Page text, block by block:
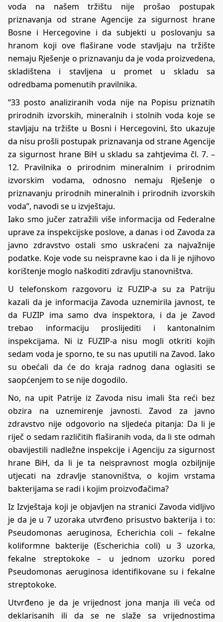
voda na našem tržištu nije prošao postupak
priznavanja od strane Agencije za sigurnost hrane
Bosne i Hercegovine i da subjekti u poslovanju sa
hranom koji ove flaširane vode stavljaju na tržište
nemaju Rješenje o priznavanju da je voda proizvedena,
skladištena i stavljena u promet u skladu sa
odredbama pomenutih pravilnika.
“33 posto analiziranih voda nije na Popisu priznatih
prirodnih izvorskih, mineralnih i stolnih voda koje se
stavljaju na tržište u Bosni i Hercegovini, što ukazuje
da nisu prošli postupak priznavanja od strane Agencije
za sigurnost hrane BiH u skladu sa zahtjevima čl. 7. –
12. Pravilnika o prirodnim mineralnim i prirodnim
izvorskim vodama, odnosno nemaju Rješenje o
priznavanju prirodnih mineralnih i prirodnih izvorskih
voda”, navodi se u izvještaju.
Iako smo jučer zatražili više informacija od Federalne
uprave za inspekcijske poslove, a danas i od Zavoda za
javno zdravstvo ostali smo uskraćeni za najvažnije
podatke. Koje vode su neispravne kao i da li je njihovo
korištenje moglo naškoditi zdravlju stanovništva.
U telefonskom razgovoru iz FUZIP-a su za Patriju
kazali da je informacija Zavoda uznemirila javnost, te
da FUZIP ima samo dva inspektora, i da je Zavod
trebao informaciju proslijediti i kantonalnim
inspekcijama. Ni iz FUZIP-a nisu mogli otkriti kojih
sedam voda je sporno, te su nas uputili na Zavod. Iako
su obećali da će do kraja radnog dana oglasiti se
saopćenjem to se nije dogodilo.
No, na upit Patrije iz Zavoda nisu imali šta reći bez
obzira na uznemirenje javnosti. Zavod za javno
zdravstvo nije odgovorio na sljedeća pitanja: Da li je
riječ o sedam različitih flaširanih voda, da li ste odmah
obavijestili nadležne inspekcije i Agenciju za sigurnost
hrane BiH, da li je ta neispravnost mogla ozbiljnije
utjecati na zdravlje stanovništva, o kojim vrstama
bakterijama se radi i kojim proizvođačima?
Iz Izvještaja koji je objavljen na stranici Zavoda vidljivo
je da je u 7 uzoraka utvrđeno prisustvo bakterija i to:
Pseudomonas aeruginosa, Echerichia coli – fekalne
koliformne bakterije (Escherichia coli) u 3 uzorka,
fekalne streptokoke – u jednom uzorku pored
Pseudomonas aeruginosa identifikovane su i fekalne
streptokoke.
Utvrđeno je da je vrijednost jona manja ili veća od
deklarisanih ili da se ne slaže sa vrijednostima